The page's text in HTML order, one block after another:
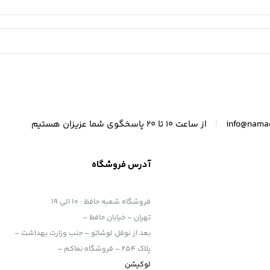
از ساعت 10 تا 20 پاسخگوی شما عزیزان هستیم
آدرس فروشگاه
فروشگاه شعبه حافظ: 10 الی 19
تهران – خیابان حافظ –
بعد از نوفل لوشاتو – جنب وزارت بهداشت –
پلاک 254 – فروشگاه نماکم –
لوکیشن